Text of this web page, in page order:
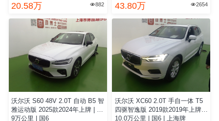
20.58万 882 43.80万 2654
沃尔沃 S60 48V 2.0T 自动 B5 智
雅运动版 2025款2024年上牌 | 0.
9万公里 | 国6
沃尔沃 XC60 2.0T 手自一体 T5
四驱智逸版 2019款2019年上牌 |
10.0万公里 | 国6 | 上海牌